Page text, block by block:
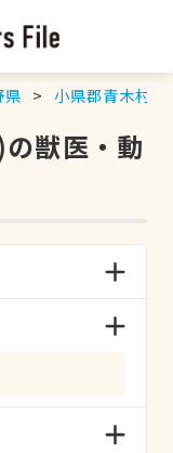
県 小県郡青木村
獣医・動